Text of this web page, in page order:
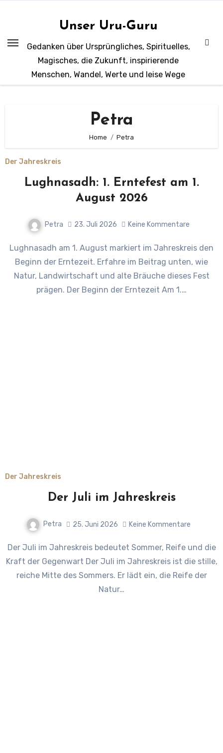
Unser Uru-Guru
Gedanken über Ursprüngliches, Spirituelles,
Magisches, die Zukunft, inspirierende
Menschen, Wandel, Werte und leise Wege
Petra
Home Petra
Der Jahreskreis
Lughnasadh: 1. Erntefest am 1.
August 2026
Petra 23. Juli 2026 Keine Kommentare
Lughnasadh am 1. August markiert im Jahreskreis den
Beginn der Erntezeit. Erfahre im Beitrag unten, wie
Natur, Landwirtschaft und alte Bräuche dieses Fest
prägen. Der Beginn der Erntezeit Am 1.…
Der Jahreskreis
Der Juli im Jahreskreis
Petra 25. Juni 2026 Keine Kommentare
Der Juli im Jahreskreis bedeutet Sommer, Reife und die
Kraft der Gegenwart Der Juli im Jahreskreis ist die stille,
reiche Mitte des Sommers. Er lädt ein, die Reife der
Natur…